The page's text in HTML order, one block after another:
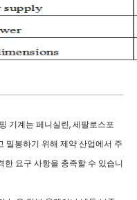
기계는 페니실린, 세팔로스포
밀봉하기 위해 제약 산업에서 주
한 요구 사항을 충족할 수 있습니